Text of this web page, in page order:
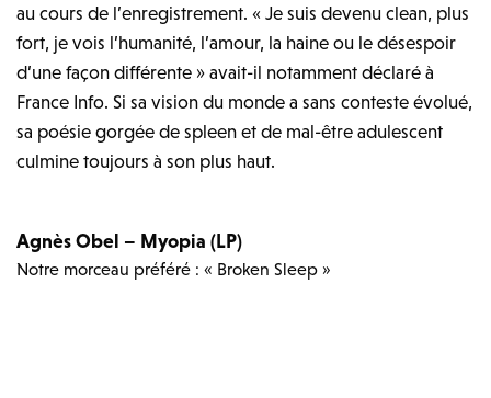
au cours de l’enregistrement. « Je suis devenu clean, plus
fort, je vois l’humanité, l’amour, la haine ou le désespoir
d’une façon différente » avait-il notamment déclaré à
France Info. Si sa vision du monde a sans conteste évolué,
sa poésie gorgée de spleen et de mal-être adulescent
culmine toujours à son plus haut.
Agnès Obel – Myopia (LP)
Notre morceau préféré : « Broken Sleep »